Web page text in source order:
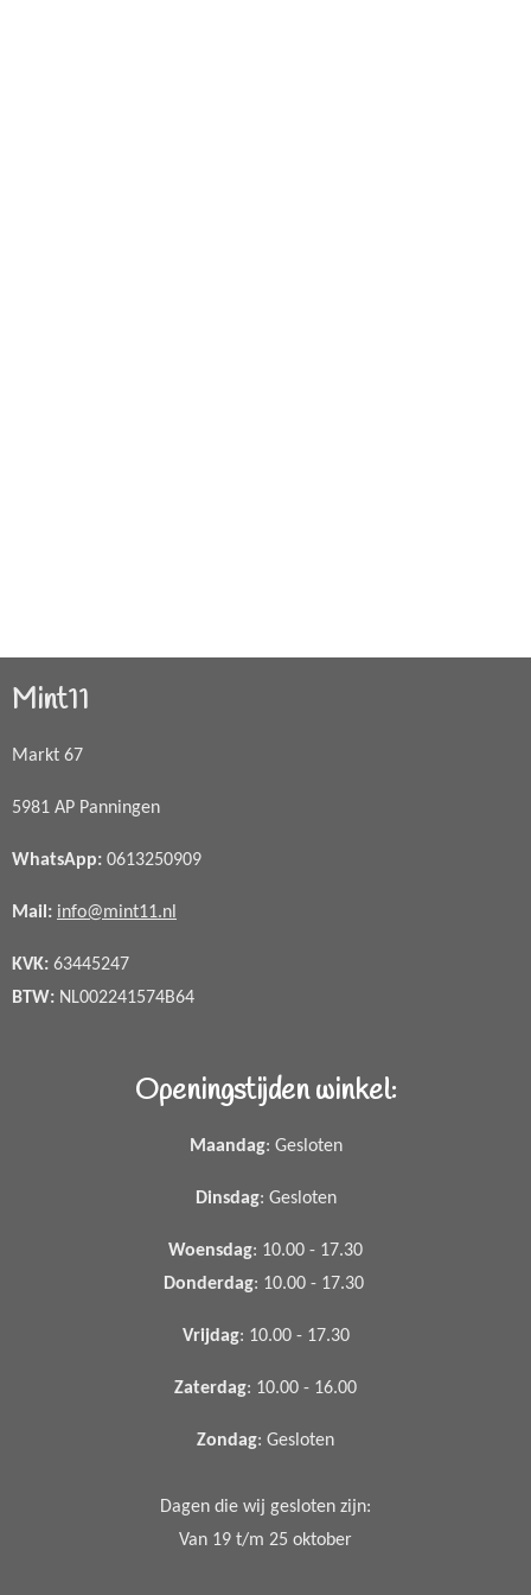
Mint11
Markt 67
5981 AP Panningen
WhatsApp: 0613250909
Mail: info@mint11.nl
KVK: 63445247
BTW: NL002241574B64
Openingstijden winkel:
Maandag: Gesloten
Dinsdag: Gesloten
Woensdag: 10.00 - 17.30
Donderdag: 10.00 - 17.30
Vrijdag: 10.00 - 17.30
Zaterdag: 10.00 - 16.00
Zondag: Gesloten
Dagen die wij gesloten zijn:
Van 19 t/m 25 oktober